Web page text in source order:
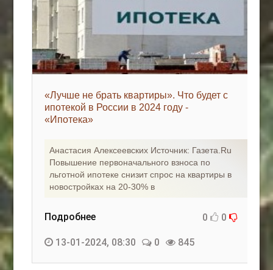
«Лучше не брать квартиры». Что будет с
ипотекой в России в 2024 году -
«Ипотека»
Анастасия Алексеевских Источник: Газета.Ru
Повышение первоначального взноса по
льготной ипотеке снизит спрос на квартиры в
новостройках на 20-30% в
Подробнее 0 0
13-01-2024, 08:30 0 845